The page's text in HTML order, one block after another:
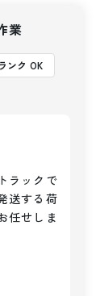
業
ンク OK
ラックで
送する荷
任せしま